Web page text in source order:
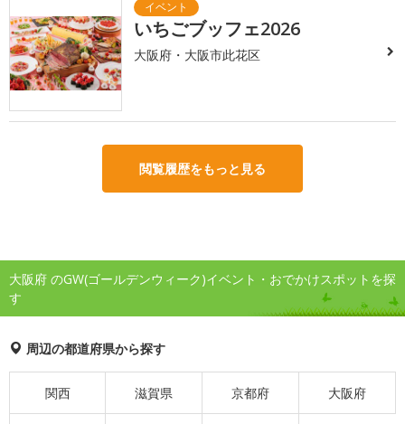
いちごブッフェ2026
大阪府・大阪市此花区
閲覧履歴をもっと見る
大阪府 のGW(ゴールデンウィーク)イベント・おでかけスポットを探
す
周辺の都道府県から探す
関西 滋賀県 京都府 大阪府